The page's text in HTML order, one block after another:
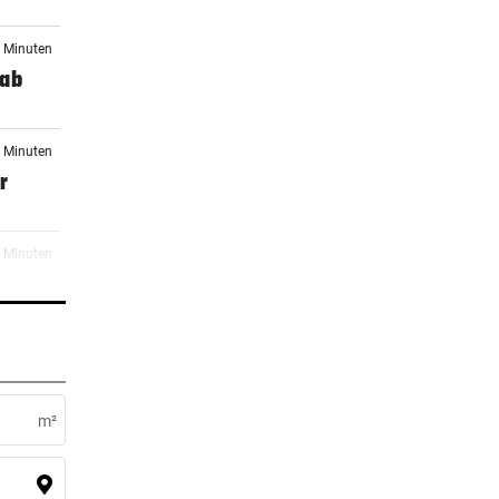
Minuten
Minuten
Minuten
Minuten
m²